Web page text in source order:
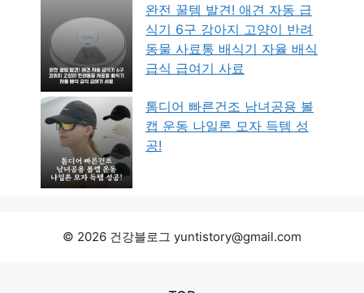
완전 꿀템 발견! 애견 자동 급
식기 6구 강아지 고양이 반려
동물 사료통 배식기 자율 배식
급식 급여기 사료
톰디어 빠른건조 남녀공용 볼
캡 운동 나일론 모자 득템 성
공!
© 2026 건강블로그 yuntistory@gmail.com